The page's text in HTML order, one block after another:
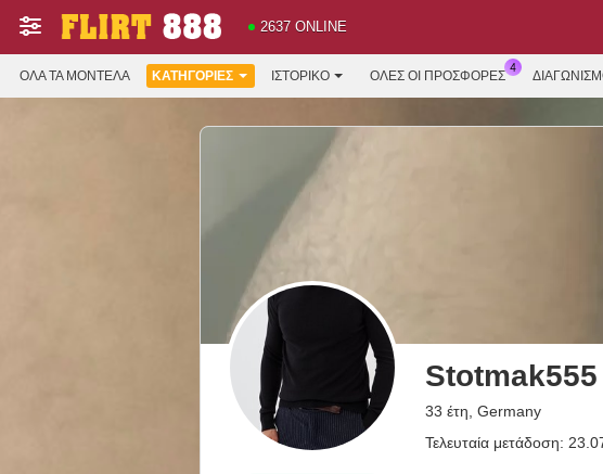
2637 ONLINE
ΌΛΑ ΤΑ ΜΟΝΤΈΛΑ ΚΑΤΗΓΟΡΊΕΣ ΙΣΤΟΡΙΚΌ ΟΛΕΣ ΟΙ ΠΡΟΣΦΟΡΕΣ
Stotmak555
33 έτη, Germany
Τελευταία μετάδοση: